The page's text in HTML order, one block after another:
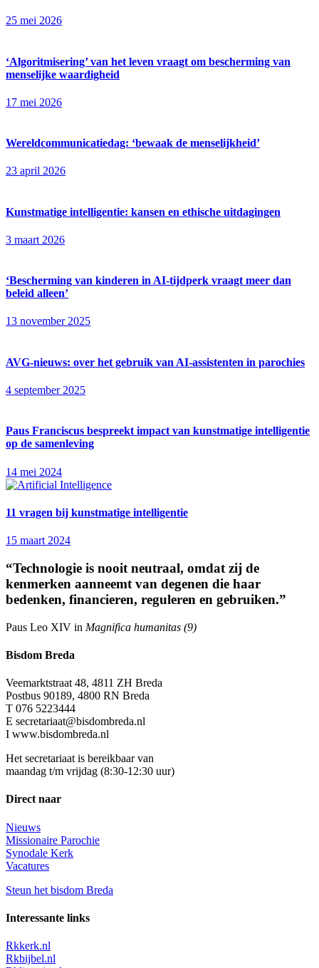
25 mei 2026
‘Algoritmisering’ van het leven vraagt om bescherming van
menselijke waardigheid
17 mei 2026
Wereldcommunicatiedag: ‘bewaak de menselijkheid’
23 april 2026
Kunstmatige intelligentie: kansen en ethische uitdagingen
3 maart 2026
‘Bescherming van kinderen in AI-tijdperk vraagt meer dan
beleid alleen’
13 november 2025
AVG-nieuws: over het gebruik van AI-assistenten in parochies
4 september 2025
Paus Franciscus bespreekt impact van kunstmatige intelligentie
op de samenleving
14 mei 2024
11 vragen bij kunstmatige intelligentie
15 maart 2024
“Technologie is nooit neutraal, omdat zij de
kenmerken aanneemt van degenen die haar
bedenken, financieren, reguleren en gebruiken.”
Paus Leo XIV in Magnifica humanitas (9)
Bisdom Breda
Veemarktstraat 48, 4811 ZH Breda
Postbus 90189, 4800 RN Breda
T 076 5223444
E secretariaat@bisdombreda.nl
I www.bisdombreda.nl
Het secretariaat is bereikbaar van
maandag t/m vrijdag (8:30-12:30 uur)
Direct naar
Nieuws
Missionaire Parochie
Synodale Kerk
Vacatures
Steun het bisdom Breda
Interessante links
Rkkerk.nl
Rkbijbel.nl